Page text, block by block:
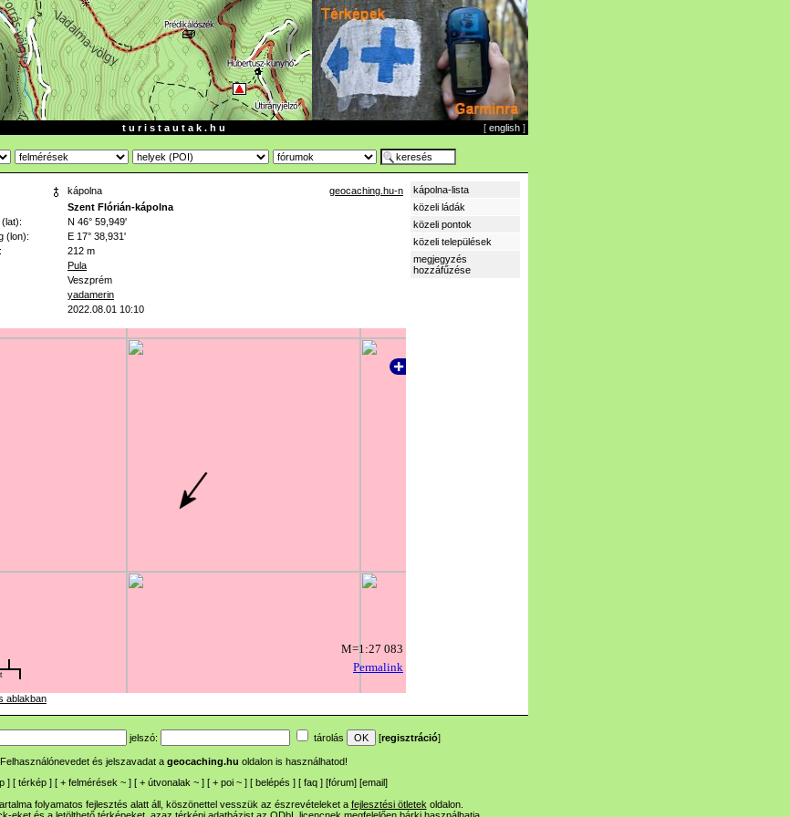
t u r i s t a u t a k . h u [ english ]
kápolna
geocaching.hu-n
Szent Flórián-kápolna
N 46° 59,949'
(lon):
E 17° 38,931'
212 m
Pula
Veszprém
yadamerin
2022.08.01 10:10
ablakban
kápolna-lista
közeli ládák
közeli pontok
közeli települések
megjegyzés
hozzáfűzése
jelszó: tárolás [regisztráció]
Felhasználónevedet és jelszavadat a geocaching.hu oldalon is használhatod!
] [ térkép ] [ + felmérések ~ ] [ + útvonalak ~ ] [ + poi ~ ] [ belépés ] [ faq ] [fórum] [email]
folyamatos fejlesztés alatt áll, köszönettel vesszük az észrevételeket a fejlesztési ötletek oldalon.